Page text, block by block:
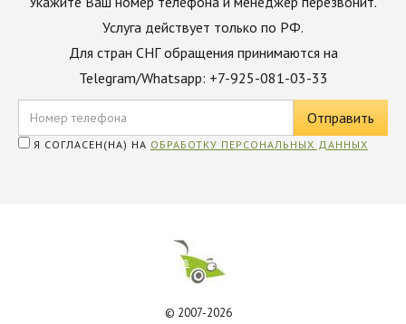
Услуга действует только по РФ.
Для стран СНГ обращения принимаются на
Telegram/Whatsapp: +7-925-081-03-33
Я СОГЛАСЕН(НА) НА ОБРАБОТКУ ПЕРСОНАЛЬНЫХ ДАННЫХ
© 2007-2026